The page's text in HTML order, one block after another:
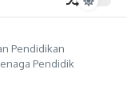
Pendidikan
Pendidik